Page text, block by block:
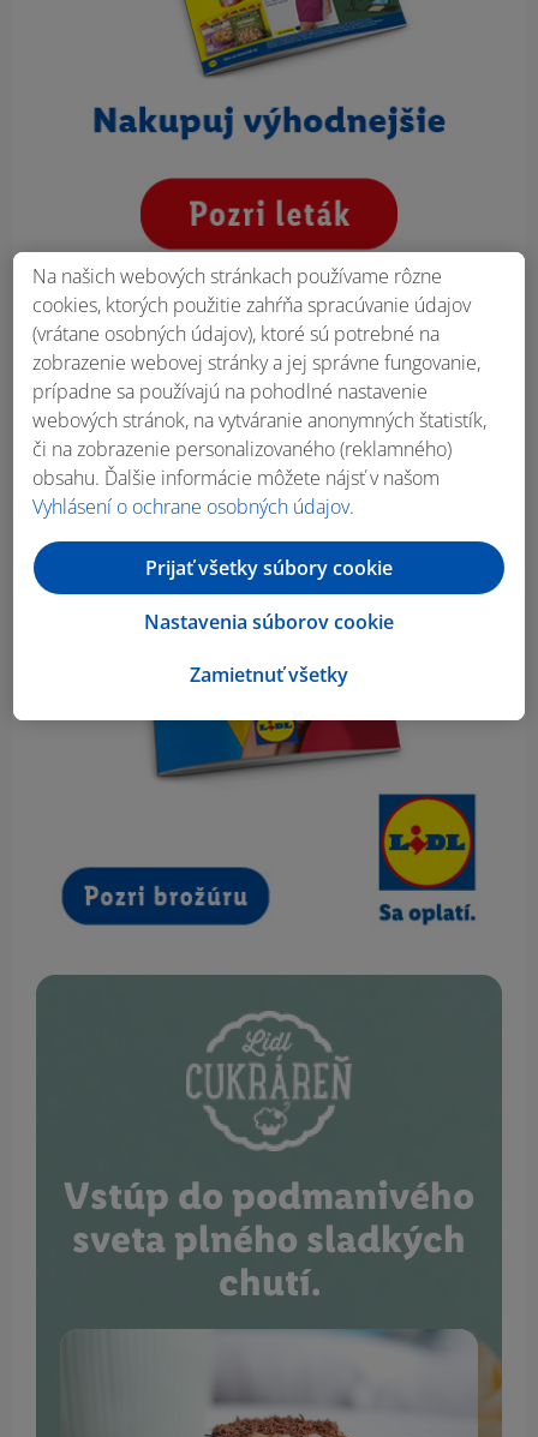
Vstúp do podmanivého
sveta plného sladkých
chutí.
Na našich webových stránkach používame rôzne
cookies, ktorých použitie zahŕňa spracúvanie údajov
(vrátane osobných údajov), ktoré sú potrebné na
zobrazenie webovej stránky a jej správne fungovanie,
prípadne sa používajú na pohodlné nastavenie
webových stránok, na vytváranie anonymných štatistík,
či na zobrazenie personalizovaného (reklamného)
obsahu. Ďalšie informácie môžete nájsť v našom
Vyhlásení o ochrane osobných údajov.
Zamietnuť všetky
Nastavenia súborov cookie
Prijať všetky súbory cookie